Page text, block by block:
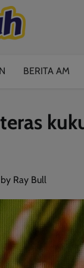
BERITA AM
by Ray Bull